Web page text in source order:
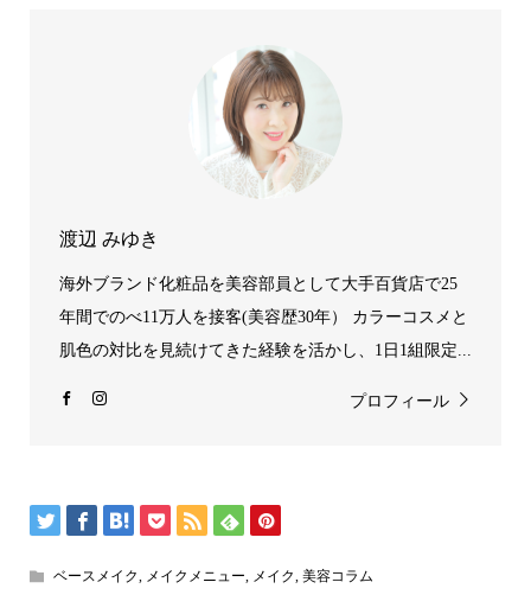
渡辺 みゆき
海外ブランド化粧品を美容部員として大手百貨店で25
年間でのべ11万人を接客(美容歴30年） カラーコスメと
肌色の対比を見続けてきた経験を活かし、1日1組限定...
プロフィール
ベースメイク メイクメニュー メイク 美容コラム